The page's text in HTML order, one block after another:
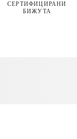
СЕРТИФИЦИРАНИ
БИЖУТА